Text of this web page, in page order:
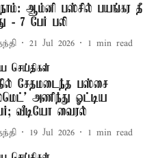
ஆம்னி பஸ்சில் பயங்கர தீ
- 7 பேர் பலி
21 Jul 2026 1 min read
செய்திகள்
சேதமடைந்த பஸ்சை
அணிந்து ஓட்டிய
வீடியோ வைரல்
19 Jul 2026 1 min read